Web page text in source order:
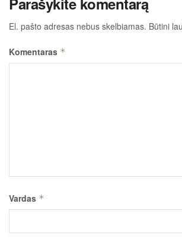
El. pašto adresas nebus skelbiamas. Būtini
Komentaras *
Vardas *